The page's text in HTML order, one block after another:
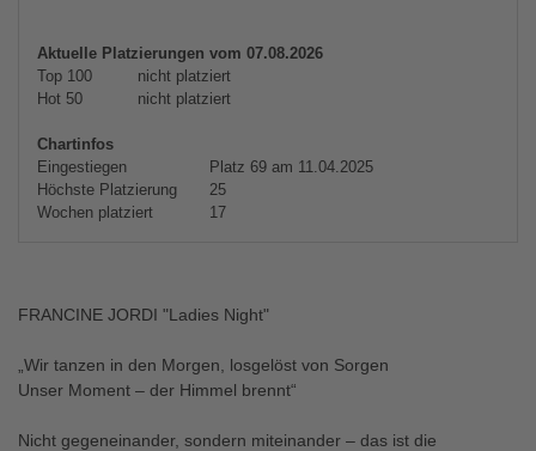
Aktuelle Platzierungen vom 07.08.2026
Top 100
nicht platziert
Hot 50
nicht platziert
Chartinfos
Eingestiegen
Platz 69 am 11.04.2025
Höchste Platzierung
25
Wochen platziert
17
FRANCINE JORDI "Ladies Night"
„Wir tanzen in den Morgen, losgelöst von Sorgen
Unser Moment – der Himmel brennt“
Nicht gegeneinander, sondern miteinander – das ist die